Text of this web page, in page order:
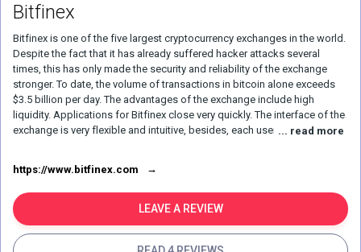
Bitfinex
Bitfinex is one of the five largest cryptocurrency exchanges in the world.
Despite the fact that it has already suffered hacker attacks several
times, this has only made the security and reliability of the exchange
stronger. To date, the volume of transactions in bitcoin alone exceeds
$3.5 billion per day. The advantages of the exchange include high
liquidity. Applications for Bitfinex close very quickly. The interface of the
exchange is very flexible and intuitive, besides, each user can change
There is also a margin service. The platform is not very suitable for those
who are just taking their first steps in cryptocurrencies, but
professionals will find everything they need on it.
... read more
https://www.bitfinex.com
LEAVE A REVIEW